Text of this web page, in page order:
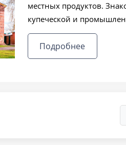
местных продуктов.
купеческой и
Подробнее